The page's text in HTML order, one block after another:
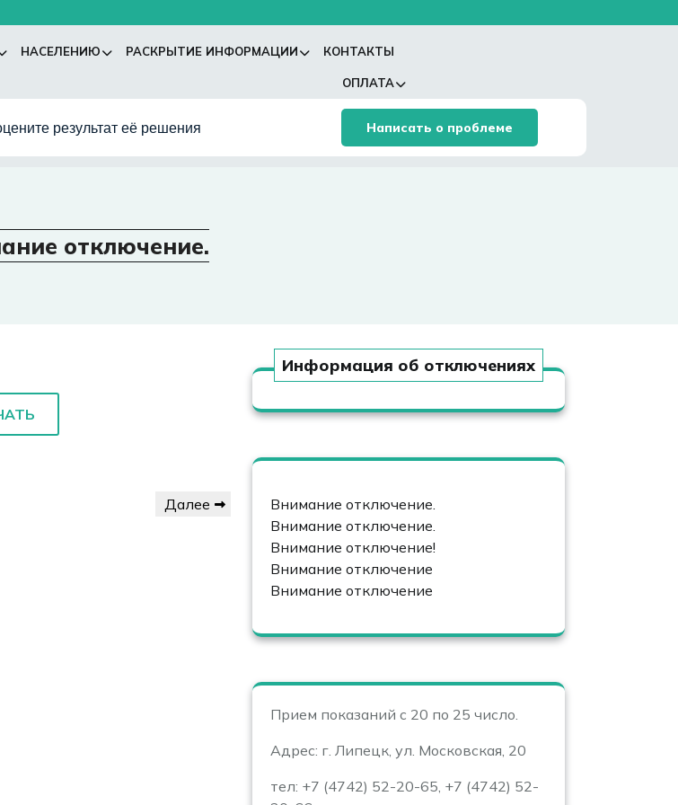
НАСЕЛЕНИЮ РАСКРЫТИЕ ИНФОРМАЦИИ КОНТАКТЫ
ОПЛАТА
результат её решения Написать о проблеме
отключение.
Следующая
Далее
Информация об отключениях
Внимание отключение.
Внимание отключение.
Внимание отключение!
Внимание отключение
Внимание отключение
Прием показаний с 20 по 25 число.
Адрес: г. Липецк, ул. Московская, 20
тел: +7 (4742) 52-20-65, +7 (4742) 52-